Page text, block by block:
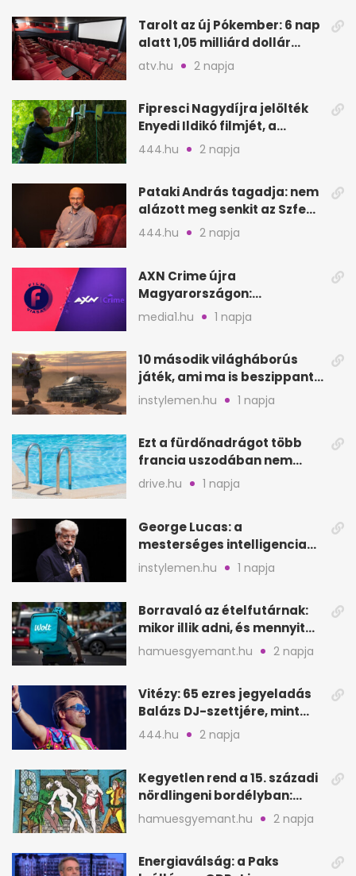
Tarolt az új Pókember: 6 nap
alatt 1,05 milliárd dollár
bevétel
atv.hu 2 napja
Fipresci Nagydíjra jelölték
Enyedi Ildikó filmjét, a
Csendes barátot
444.hu 2 napja
Pataki András tagadja: nem
alázott meg senkit az Szfe
felvételijén
444.hu 2 napja
AXN Crime újra
Magyarországon:
szeptembertől a Viasat Film
media1.hu 1 napja
10 második világháborús
játék, ami ma is beszippant
a képernyő elé
instylemen.hu 1 napja
Ezt a fürdőnadrágot több
francia uszodában nem
fogadják el
drive.hu 1 napja
George Lucas: a
mesterséges intelligencia
lehet Hollywood következő
lépése
instylemen.hu 1 napja
Borravaló az ételfutárnak:
mikor illik adni, és mennyit
rendeléskor?
hamuesgyemant.hu 2 napja
Vitézy: 65 ezres jegyeladás
Balázs DJ-szettjére, mint
metró nélküli Puskás-meccs
444.hu 2 napja
Kegyetlen rend a 15. századi
nördlingeni bordélyban:
verés, éheztetés
hamuesgyemant.hu 2 napja
Energiaválság: a Paks